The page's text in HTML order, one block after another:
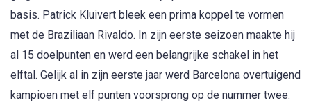
basis. Patrick Kluivert bleek een prima koppel te vormen
met de Braziliaan Rivaldo. In zijn eerste seizoen maakte hij
al 15 doelpunten en werd een belangrijke schakel in het
elftal. Gelijk al in zijn eerste jaar werd Barcelona overtuigend
kampioen met elf punten voorsprong op de nummer twee.